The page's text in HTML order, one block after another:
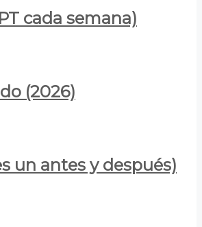
cada semana)
(2026)
un antes y después)